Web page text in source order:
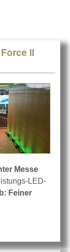
II
Messe
LED-
Feiner